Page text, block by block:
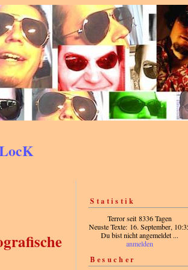
Statistik
Terror seit 8336 Tagen
Neuste Texte: 16. September,
Du bist nicht angemeldet ...
anmelden
Besucher